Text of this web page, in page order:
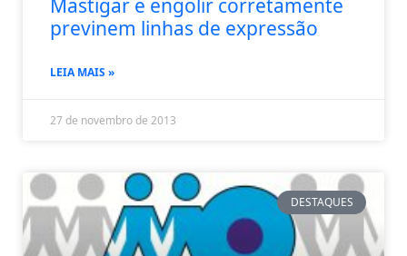
Mastigar e engolir corretamente
previnem linhas de expressão
LEIA MAIS »
27 de novembro de 2013
DESTAQUES